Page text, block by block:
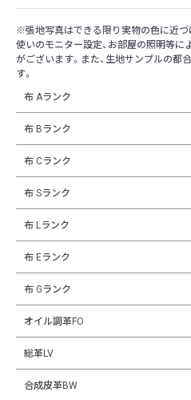
※張地写真はできる限り実物の色に近づ
使いのモニター設定、お部屋の照明等
がございます。また、生地サンプルの都
す。
布 Aランク
布 Bランク
布 Cランク
布 Sランク
布 Lランク
布 Eランク
布 Gランク
オイル調革FO
総革LV
合成皮革BW